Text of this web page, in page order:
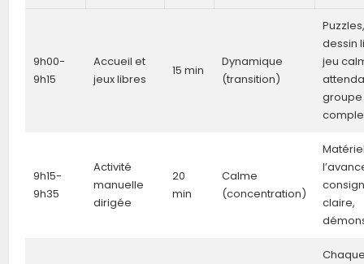
9h00-
9h15
Accueil et
jeux libres
15 min
Dynamique
(transition)
dessin
jeu
groupe
9h15-
9h35
Activité
manuelle
dirigée
20
min
Calme
(concentration)
claire,